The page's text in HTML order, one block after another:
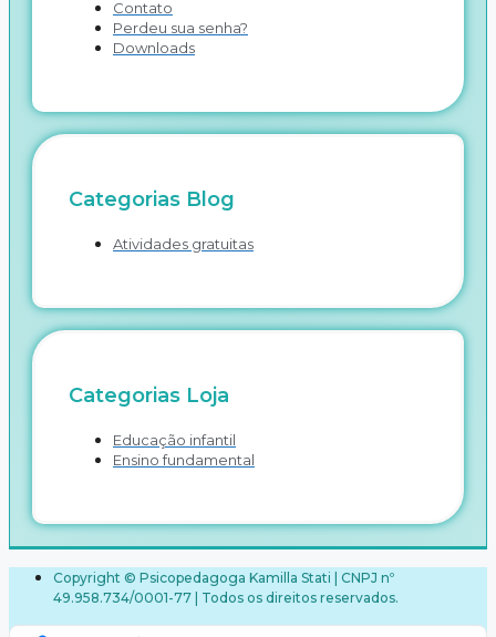
Contato
Perdeu sua senha?
Downloads
Categorias Blog
Atividades gratuitas
Categorias Loja
Educação infantil
Ensino fundamental
Copyright © Psicopedagoga Kamilla Stati | CNPJ nº
49.958.734/0001-77 | Todos os direitos reservados.